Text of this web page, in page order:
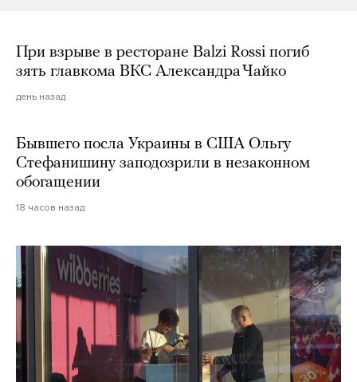
При взрыве в ресторане Balzi Rossi погиб
зять главкома ВКС Александра Чайко
день назад
Бывшего посла Украины в США Ольгу
Стефанишину заподозрили в незаконном
обогащении
18 часов назад